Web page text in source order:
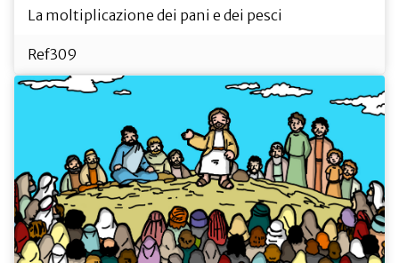
La moltiplicazione dei pani e dei pesci
Ref309